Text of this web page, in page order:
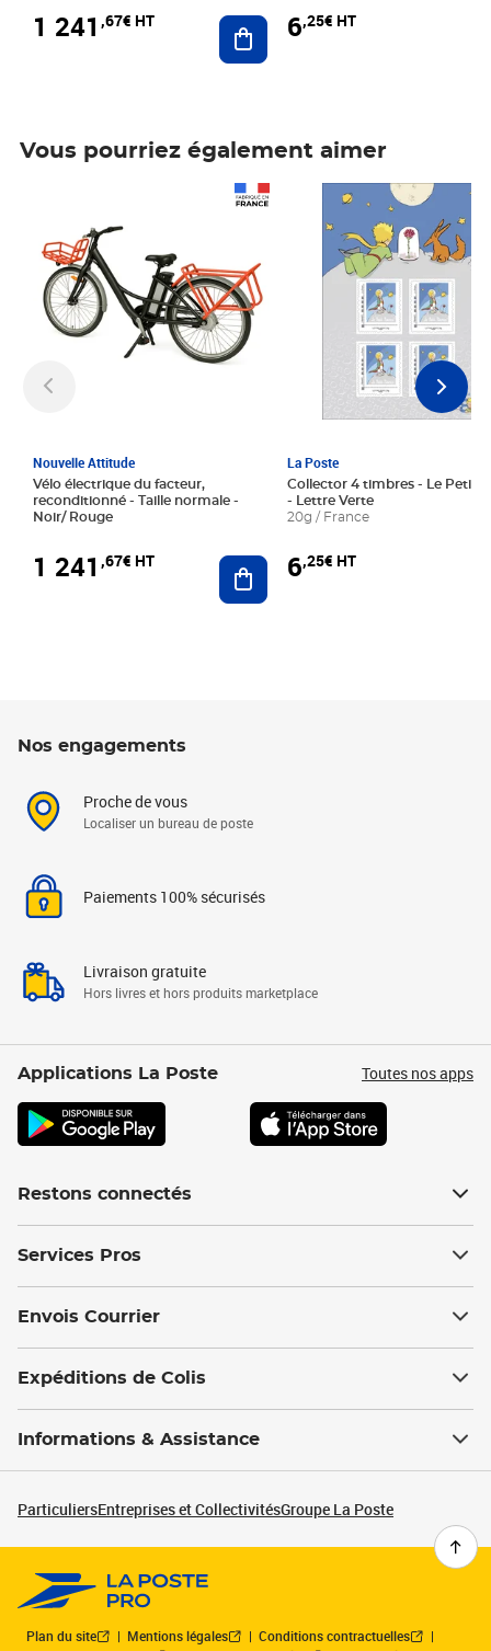
1 241 ,67€ HT Ajouter au panier
6,25€ HT
Vous pourriez également aimer
Nouvelle Attitude
Vélo électrique du facteur,
reconditionné - Taille normale -
Noir/ Rouge
1 241 ,67€ HT Ajouter au panier
La Poste
Collector 4 timbres - Le Petit
- Lettre Verte
20g / France
6,25€ HT
Prix 6,25€ HT
Nos engagements
Proche de vous
Localiser un bureau de poste
Paiements 100% sécurisés
Livraison gratuite
Hors livres et hors produits marketplace
Applications La Poste Toutes nos apps
Restons connectés
Services Pros
Envois Courrier
Expéditions de Colis
Informations & Assistance
ParticuliersEntreprises et CollectivitésGroupe La Poste
Plan du site Mentions légales
Conditions contractuelles